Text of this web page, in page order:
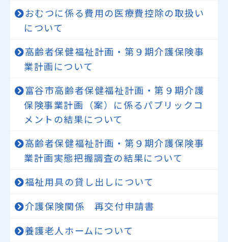
おむつに係る費用の医療費控除の取扱い
について
高齢者保健福祉計画・第９期介護保険事
業計画について
富谷市高齢者保健福祉計画・第９期介護
保険事業計画（案）に係るパブリックコ
メントの結果について
高齢者保健福祉計画・第９期介護保険事
業計画実態把握調査の結果について
福祉用具の貸し出しについて
介護保険関係 再交付申請書
養護老人ホームについて